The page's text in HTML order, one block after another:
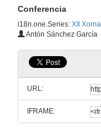
Conferencia
i18n.one.Series: XII
Antón Sánchez García
URL:
IFRAME: